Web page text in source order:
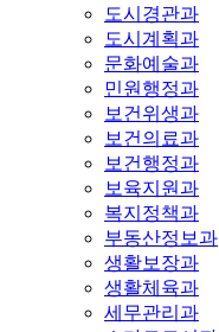
도시경관과
도시계획과
문화예술과
민원행정과
보건위생과
보건의료과
보건행정과
보육지원과
복지정책과
부동산정보과
생활보장과
생활체육과
세무관리과